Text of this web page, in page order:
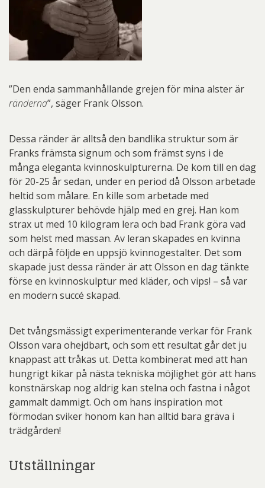
”Den enda sammanhållande grejen för mina alster är
ränderna”, säger Frank Olsson.
Dessa ränder är alltså den bandlika struktur som är
Franks främsta signum och som främst syns i de
många eleganta kvinnoskulpturerna. De kom till en dag
för 20-25 år sedan, under en period då Olsson arbetade
heltid som målare. En kille som arbetade med
glasskulpturer behövde hjälp med en grej. Han kom
strax ut med 10 kilogram lera och bad Frank göra vad
som helst med massan. Av leran skapades en kvinna
och därpå följde en uppsjö kvinnogestalter. Det som
skapade just dessa ränder är att Olsson en dag tänkte
förse en kvinnoskulptur med kläder, och vips! – så var
en modern succé skapad.
Det tvångsmässigt experimenterande verkar för Frank
Olsson vara ohejdbart, och som ett resultat går det ju
knappast att tråkas ut. Detta kombinerat med att han
hungrigt kikar på nästa tekniska möjlighet gör att hans
konstnärskap nog aldrig kan stelna och fastna i något
gammalt dammigt. Och om hans inspiration mot
förmodan sviker honom kan han alltid bara gräva i
trädgården!
Utställningar